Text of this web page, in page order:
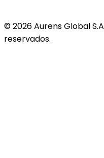
©2026Aurens Global
reservados.